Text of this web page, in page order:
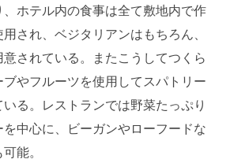
ホテル内の食事は全て敷地内で作
され、ベジタリアンはもちろん、
されている。またこうしてつくら
やフルーツを使用してスパトリー
いる。レストランでは野菜たっぷり
中心に、ビーガンやローフードな
能。